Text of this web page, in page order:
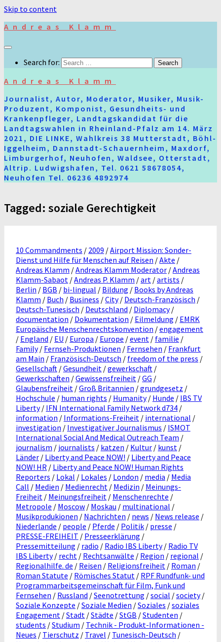
Skip to content
Andreas Klamm
Search for:
Andreas Klamm
Journalist, Autor, Moderator, Musiker, Musik-
Produzent, Komponist, Gesundheits- und
Krankenpfleger, Landtagskandidat für die
Landtagswahlen in Rheinland-Pfalz am 14. März
2021, DIE LINKE, Wahlkreis 38 Mutterstadt, Böhl-
Iggelheim, Dannstadt-Schauernheim, Maxdorf,
Limburgerhof, Neuhofen, Waldsee, Otterstadt,
Altrip. Ludwigshafen, Tel. 0621 58678054,
Neuhofen Tel. 06236 4892974
Tagged: soziale Gerechtigkeit
10 Commandments / 2009 /Airport Mission: Sonder-
Dienst und Hilfe für Menschen auf Reisen /Akte /
Andreas Klamm /Andreas Klamm Moderator /Andreas
Klamm-Sabaot /Andreas P. Klamm /art /artists /
Berlin / BGB / bi-lingual / Bildung / Books by Andreas
Klamm / Buch / Business /City/ Deutsch-Französisch /
Deutsch-Tunesisch / Deutschland / Diplomacy/
documentation / Dokumentation / Eilmeldung / EMRK
Europäische Menschenrechtskonvention /engagement
/ England / EU / Europa / Europe /event / familie /
Family/ Fernseh-Produktionen / Fernsehen / Frankfurt
am Main / Französisch-Deutsch / freedom of the press /
Gesellschaft /Gesundheit /gewerkschaft /
Gewerkschaften /Gewissensfreiheit /GG /
Glaubensfreiheit /Groß Britannien /grundgesetz /
Hochschule / human rights / Humanity/ Hunde / IBS TV
Liberty/ IFN International Family Network d734 /
information / Informations-Freiheit / international /
investigation / Investigativer Journalismus / ISMOT
International Social And Medical Outreach Team /
journalism / journalists / katzen / Kultur / kunst /
Länder / Liberty and Peace NOW! / Liberty and Peace
NOW! HR / Liberty and Peace NOW! Human Rights
Reporters / Lokal / Lokales / London / media / Media
Call / Medien / Medienrecht / Medizin / Meinungs-
Freiheit / Meinungsfreiheit / Menschenrechte /
Metropole / Moscow / Moskau / multinational /
Musikprodukionen / Nachrichten / news / News release /
Niederlande / people / Pferde / Politik / presse /
PRESSE-FREIHEIT / Presseerklärung /
Pressemitteilung / radio / Radio IBS Liberty/ Radio TV
IBS Liberty/ recht / Rechtsanwälte / Region / regional /
Regionalhilfe. de / Reisen / Religionsfreiheit / Roman /
Roman Statute / Römisches Statut / RPF Rundfunk- und
Programmarbeitsgemeinschaft für Film, Funk und
Fernsehen / Russland /Seenotrettung /social /society/
Soziale Konzepte /Soziale Medien /Soziales /soziales
Engagement /Stadt /Städte /StGB /Studenten /
students /Studium / Technik - Produkt-Informationen -
Neues / Tierschutz / Travel / Tunesisch-Deutsch /